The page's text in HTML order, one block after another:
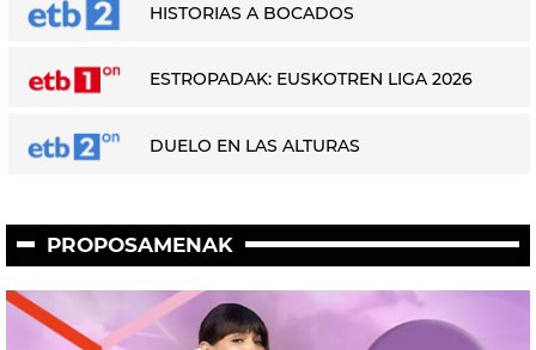
HISTORIAS A BOCADOS
ESTROPADAK: EUSKOTREN LIGA 2026
DUELO EN LAS ALTURAS
PROPOSAMENAK